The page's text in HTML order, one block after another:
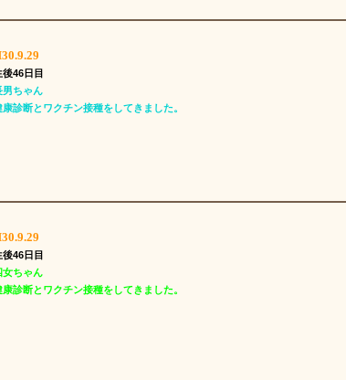
後46日目
男ちゃん
康診断とワクチン接種をしてきました。
後46日目
女ちゃん
康診断とワクチン接種をしてきました。